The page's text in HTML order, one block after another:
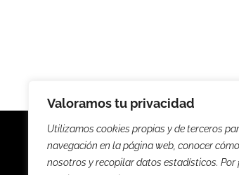
Valoramos tu privacidad
Utilizamos cookies propias y de terceros
navegación en la página web, conocer
nosotros y recopilar datos estadísticos. Por